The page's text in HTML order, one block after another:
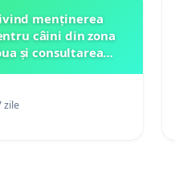
menținerea
câini din zona
și consultarea
zile